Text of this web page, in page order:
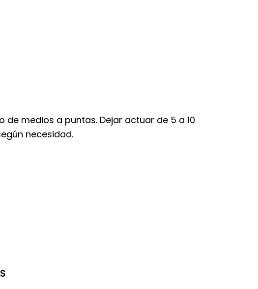
medios a puntas. Dejar actuar de 5 a 10
necesidad.